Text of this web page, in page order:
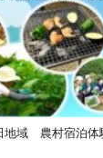
地域 農村宿泊体